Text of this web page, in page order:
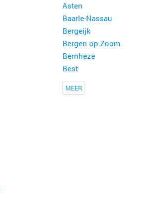
Asten
Baarle-Nassau
Bergeijk
Bergen op Zoom
Bernheze
Best
MEER